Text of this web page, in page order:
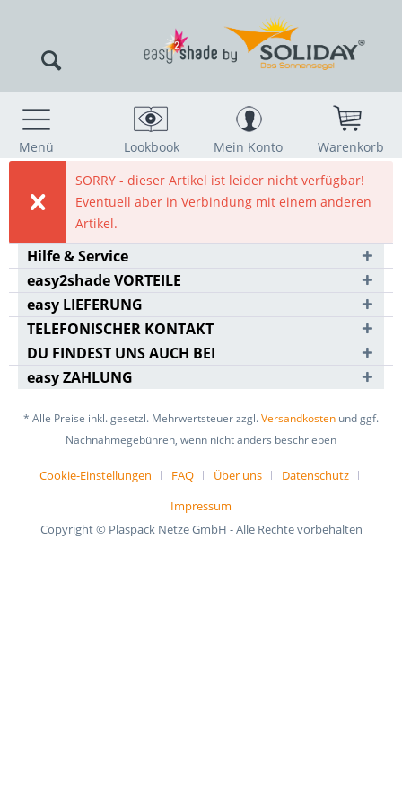
Menü Lookbook Mein Konto
Warenkorb
SORRY - dieser Artikel ist leider nicht verfügbar!
Eventuell aber in Verbindung mit einem anderen
Artikel.
Hilfe & Service
easy2shade VORTEILE
easy LIEFERUNG
TELEFONISCHER KONTAKT
DU FINDEST UNS AUCH BEI
easy ZAHLUNG
* Alle Preise inkl. gesetzl. Mehrwertsteuer zzgl.Versandkosten und ggf.
Nachnahmegebühren, wenn nicht anders beschrieben
Cookie-Einstellungen FAQ Über uns
Datenschutz
Impressum
Copyright © Plaspack Netze GmbH - Alle Rechte vorbehalten